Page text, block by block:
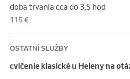
Znižuje stuhnutosť kĺbov ,
doba trvania cca do 3,5 hod
115 €
OSTATNÍ SLUŽBY
cvičenie klasické u Heleny na